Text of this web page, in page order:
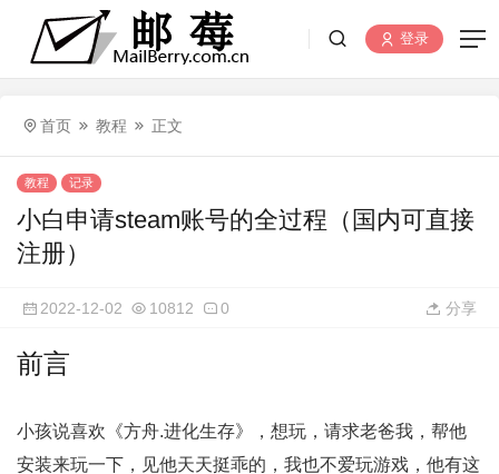
登录
首页 教程 正文
教程 记录
小白申请steam账号的全过程（国内可直接
注册）
2022-12-02 10812 0 分享
前言
小孩说喜欢《方舟.进化生存》，想玩，请求老爸我，帮他
安装来玩一下，见他天天挺乖的，我也不爱玩游戏，他有这